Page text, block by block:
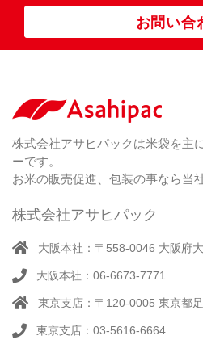
お問い合
株式会社アサヒパックは米袋を主
ーです。
お米の販売促進、包装の事なら当
株式会社アサヒパック
大阪本社：〒558-0046 大阪府
大阪本社：06-6673-7771
東京支店：〒120-0005 東京都
東京支店：03-5616-6664